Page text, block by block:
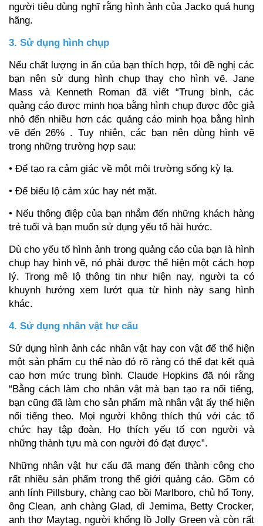
người tiêu dùng nghĩ rằng hình ảnh của Jacko quá hung
hãng.
3. Sử dụng hình chụp
Nếu chất lượng in ấn của bạn thích hợp, tôi đề nghị các
bạn nên sử dụng hình chụp thay cho hình vẽ. Jane
Mass và Kenneth Roman đã viết “Trung bình, các
quảng cáo được minh họa bằng hình chụp được độc giả
nhỏ đến nhiều hơn các quảng cáo minh họa bằng hình
vẽ đến 26% . Tuy nhiên, các bạn nên dùng hình vẽ
trong những trường hợp sau:
• Để tạo ra cảm giác về một môi trường sống kỳ lạ.
• Để biểu lộ cảm xúc hay nét mặt.
• Nếu thông điệp của bạn nhắm đến những khách hàng
trẻ tuổi và bạn muốn sử dụng yếu tố hài hước.
Dù cho yếu tố hình ảnh trong quảng cáo của bạn là hình
chụp hay hình vẽ, nó phải được thể hiện một cách hợp
lý. Trong mê lộ thông tin như hiện nay, người ta có
khuynh hướng xem lướt qua từ hình này sang hình
khác.
4. Sử dụng nhân vật hư cấu
Sử dụng hình ảnh các nhân vật hay con vật để thể hiện
một sản phẩm cụ thể nào đó rõ ràng có thể đạt kết quả
cao hơn mức trung bình. Claude Hopkins đã nói rằng
“Bằng cách làm cho nhân vật mà bạn tạo ra nổi tiếng,
bạn cũng đã làm cho sản phẩm mà nhân vật ấy thể hiện
nổi tiếng theo. Mọi người không thích thú với các tổ
chức hay tập đoàn. Họ thích yếu tố con người và
những thành tựu mà con người đó đạt được”.
Những nhân vật hư cấu đã mang đến thành công cho
rất nhiều sản phẩm trong thế giới quảng cáo. Gồm có
anh lính Pillsbury, chàng cao bồi Marlboro, chủ hổ Tony,
ông Clean, anh chàng Glad, dì Jemima, Betty Crocker,
anh thợ Maytag, người khổng lồ Jolly Green và còn rất